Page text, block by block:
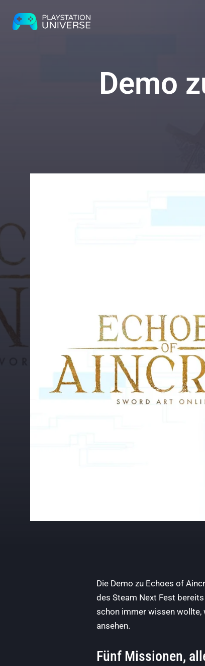
Demo
Die Demo zu Echoes of
des Steam Next Fest
schon immer wissen wollte,
ansehen.
Fünf Missionen,